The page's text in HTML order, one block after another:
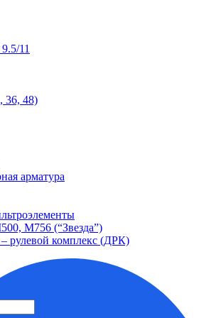
11
36, 48)
арматура
М756 (“Звезда”)
рулевой комплекс (ДРК)